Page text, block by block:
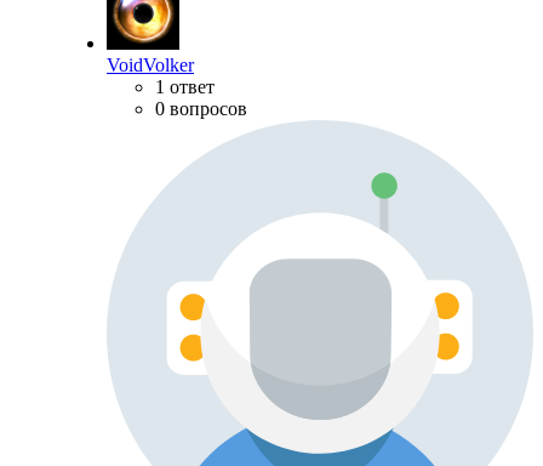
VoidVolker
1 ответ
0 вопросов